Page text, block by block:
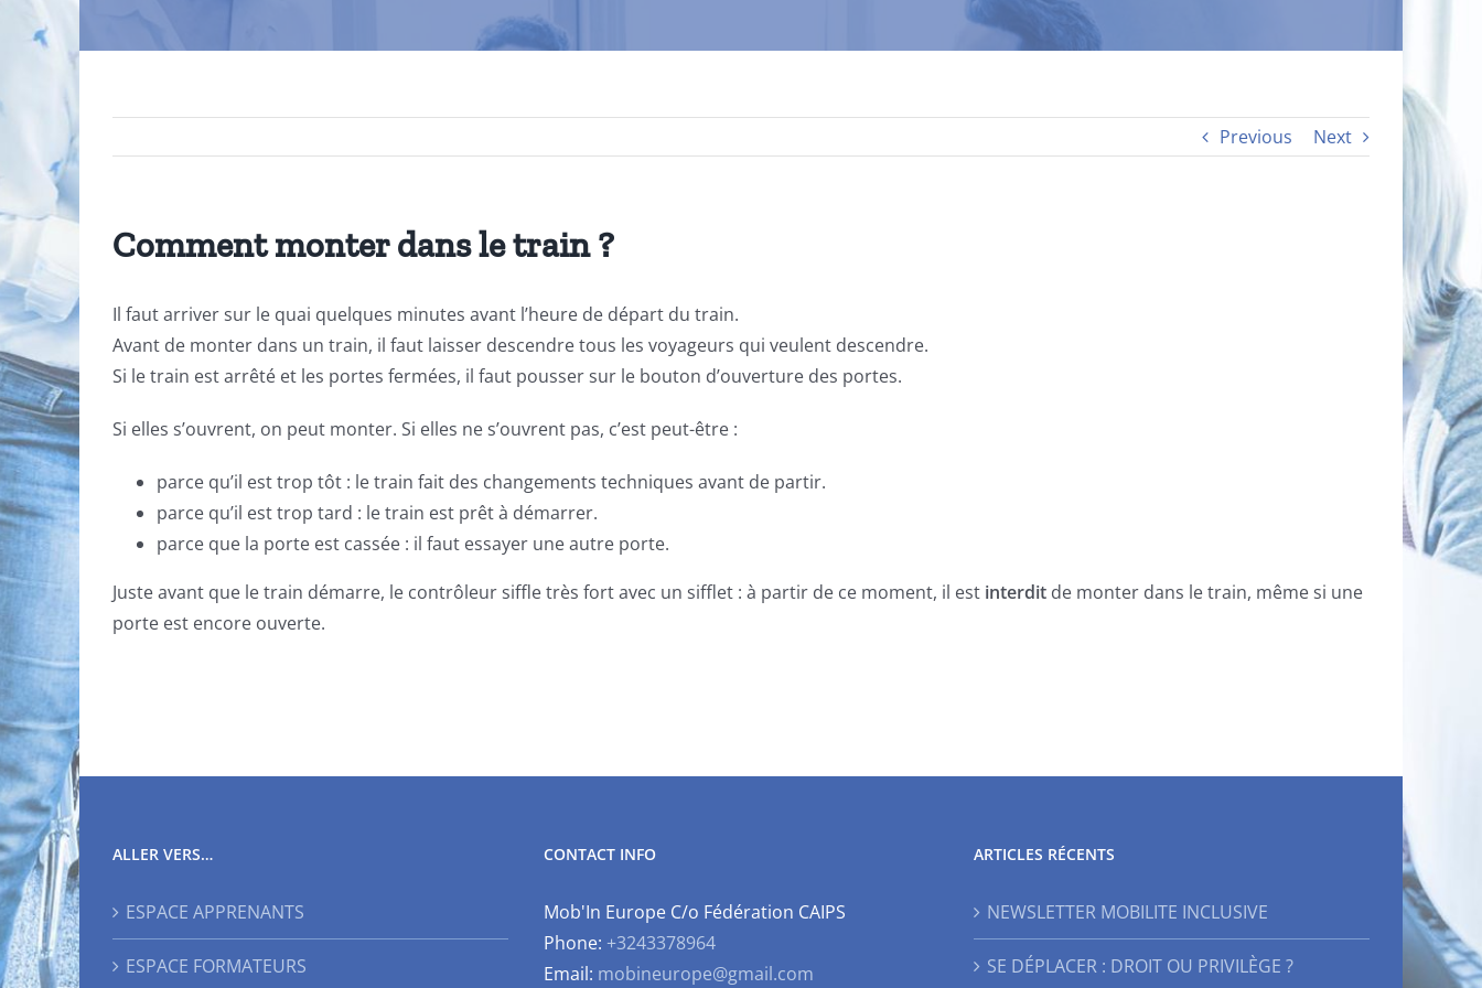
Previous Next
Comment monter dans le train ?
Il faut arriver sur le quai quelques minutes avant l’heure de départ du train.
Avant de monter dans un train, il faut laisser descendre tous les voyageurs qui veulent descendre.
Si le train est arrêté et les portes fermées, il faut pousser sur le bouton d’ouverture des portes.
Si elles s’ouvrent, on peut monter. Si elles ne s’ouvrent pas, c’est peut-être :
parce qu’il est trop tôt : le train fait des changements techniques avant de partir.
parce qu’il est trop tard : le train est prêt à démarrer.
parce que la porte est cassée : il faut essayer une autre porte.
Juste avant que le train démarre, le contrôleur siffle très fort avec un sifflet : à partir de ce moment, il est interdit de monter dans le train, même si une
porte est encore ouverte.
ALLER VERS…
ESPACE APPRENANTS
ESPACE FORMATEURS
CONTACT INFO
Mob'In Europe C/o Fédération CAIPS
Phone: +3243378964
Email: mobineurope@gmail.com
ARTICLES RÉCENTS
NEWSLETTER MOBILITE INCLUSIVE
SE DÉPLACER : DROIT OU PRIVILÈGE ?